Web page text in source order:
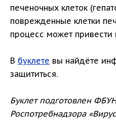
печеночных клеток
поврежденные клетки
процесс может
В буклете вы найдёте
защититься.
Буклет подготовлен
Роспотребнадзора